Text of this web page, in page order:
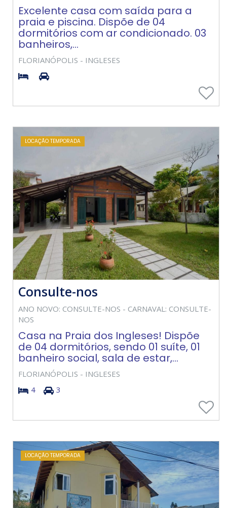
Excelente casa com saída para a
praia e piscina. Dispõe de 04
dormitórios com ar condicionado. 03
banheiros,...
FLORIANÓPOLIS - INGLESES
LOCAÇÃO TEMPORADA
Consulte-nos
ANO NOVO: CONSULTE-NOS - CARNAVAL: CONSULTE-
NOS
Casa na Praia dos Ingleses! Dispõe
de 04 dormitórios, sendo 01 suíte, 01
banheiro social, sala de estar,...
FLORIANÓPOLIS - INGLESES
4
3
LOCAÇÃO TEMPORADA